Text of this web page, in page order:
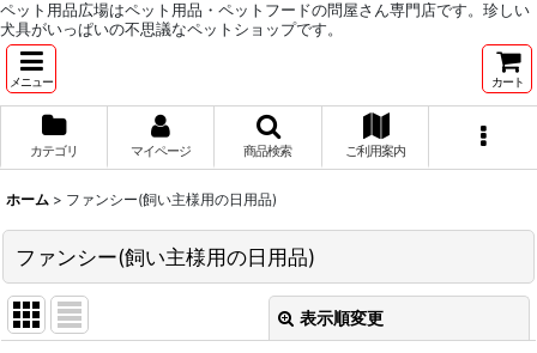
ペット用品広場はペット用品・ペットフードの問屋さん専門店です。珍しい
犬具がいっぱいの不思議なペットショップです。
メニュー カート
カテゴリ マイページ 商品検索 ご利用案内
ホーム > ファンシー(飼い主様用の日用品)
ファンシー(飼い主様用の日用品)
表示順変更